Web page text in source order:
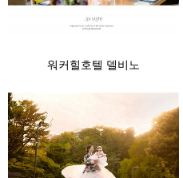
워커힐호텔 델비노